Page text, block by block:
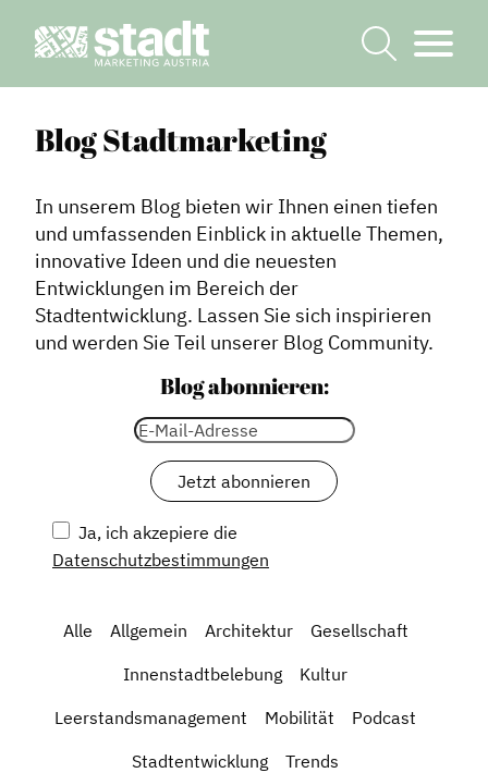
Blog Stadtmarketing
In unserem Blog bieten wir Ihnen einen tiefen
und umfassenden Einblick in aktuelle Themen,
innovative Ideen und die neuesten
Entwicklungen im Bereich der
Stadtentwicklung. Lassen Sie sich inspirieren
und werden Sie Teil unserer Blog Community.
Blog abonnieren:
Ja, ich akzepiere die
Datenschutzbestimmungen
Alle Allgemein Architektur
Gesellschaft
Innenstadtbelebung
Kultur
Leerstandsmanagement
Mobilität
Podcast
Stadtentwicklung
Trends